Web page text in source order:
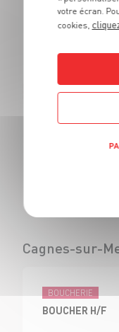
BOUCHER - H/F
BOUCHERIE
VENDEUR
Cagnes-sur-
BOUCHERIE
BOUCHER H/F
votre écran.
cookies,